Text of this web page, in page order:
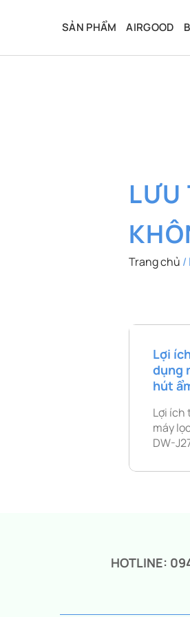
dung
SẢN PHẨM AIRGOOD
LƯU
Trang chủ /
Lợi
dụng
hút
Lợi ích
máy
DW-
HOTLINE: